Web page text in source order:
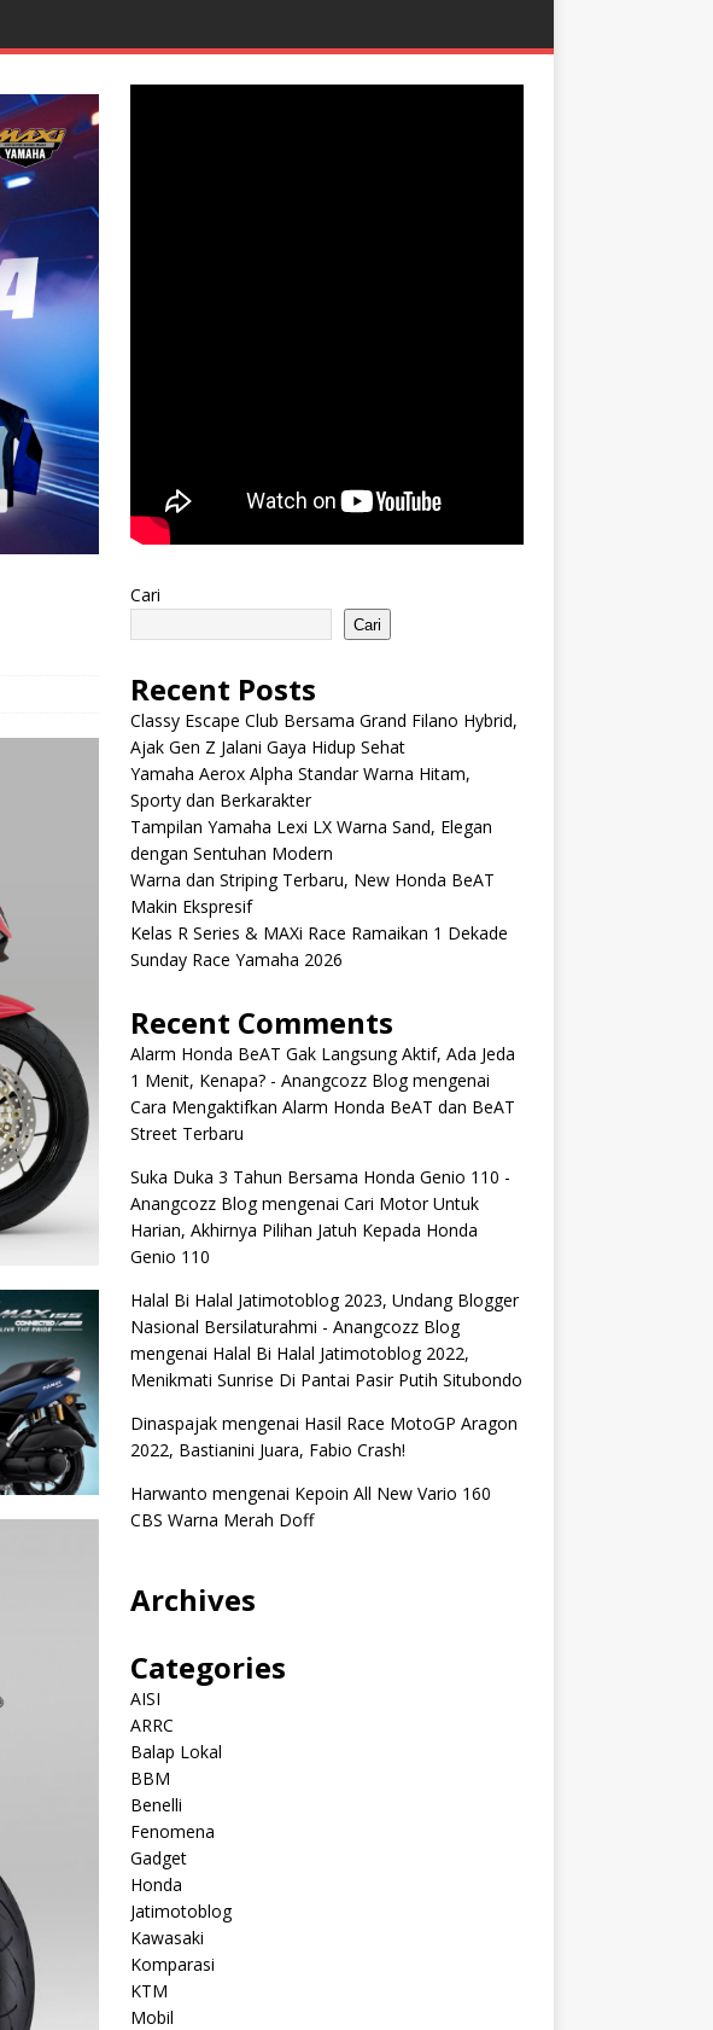
Cari
Cari
Recent Posts
Classy Escape Club Bersama Grand Filano Hybrid,
Ajak Gen Z Jalani Gaya Hidup Sehat
Yamaha Aerox Alpha Standar Warna Hitam,
Sporty dan Berkarakter
Tampilan Yamaha Lexi LX Warna Sand, Elegan
dengan Sentuhan Modern
Warna dan Striping Terbaru, New Honda BeAT
Makin Ekspresif
Kelas R Series & MAXi Race Ramaikan 1 Dekade
Sunday Race Yamaha 2026
Recent Comments
Alarm Honda BeAT Gak Langsung Aktif, Ada Jeda
1 Menit, Kenapa? - Anangcozz Blogmengenai
Cara Mengaktifkan Alarm Honda BeAT dan BeAT
Street Terbaru
Suka Duka 3 Tahun Bersama Honda Genio 110 -
Anangcozz Blogmengenai Cari Motor Untuk
Harian, Akhirnya Pilihan Jatuh Kepada Honda
Genio 110
Halal Bi Halal Jatimotoblog 2023, Undang Blogger
Nasional Bersilaturahmi - Anangcozz Blog
mengenai Halal Bi Halal Jatimotoblog 2022,
Menikmati Sunrise Di Pantai Pasir Putih Situbondo
Dinaspajakmengenai Hasil Race MotoGP Aragon
2022, Bastianini Juara, Fabio Crash!
Harwanto mengenai Kepoin All New Vario 160
CBS Warna Merah Doff
Archives
Categories
AISI
ARRC
Balap Lokal
BBM
Benelli
Fenomena
Gadget
Honda
Jatimotoblog
Kawasaki
Komparasi
KTM
Mobil